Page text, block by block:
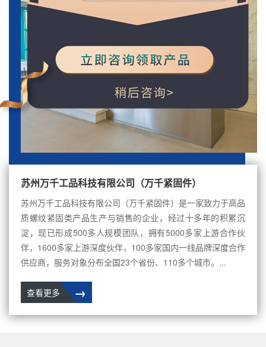
苏州万千工品科技有限公司（万千紧固件）
苏州万千工品科技有限公司（万千紧固件）是一家致力于高品
质螺纹紧固类产品生产与销售的企业，经过十多年的积累沉
淀，现已形成500多人规模团队，拥有5000多家上游合作伙
伴，1600多家上游深度伙伴，100多家国内一线品牌深度合作
供应商，服务对象分布全国23个省份、110多个城市。...
→
查看更多